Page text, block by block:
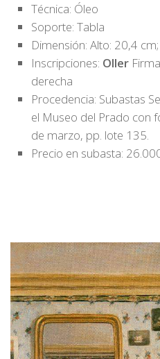
Técnica: Óleo
Soporte: Tabla
Dimensión: Alto: 20,4
Inscripciones: Oller
derecha
Procedencia: Subastas
el Museo del Prado con
de marzo, pp. lote 135.
Precio en subasta: